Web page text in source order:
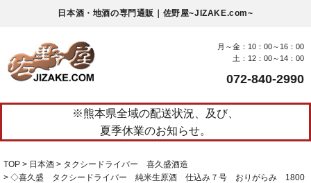
日本酒・地酒の専門通販｜佐野屋~JIZAKE.com~
月～金：10：00～16：00
土：12：00～14：00
072-840-2990
※熊本県全域の配送状況、及び、
夏季休業のお知らせ。
TOP 日本酒
タクシードライバー 喜久盛酒造
◇喜久盛 タクシードライバー 純米生原酒 仕込み７号 おりがらみ 1800